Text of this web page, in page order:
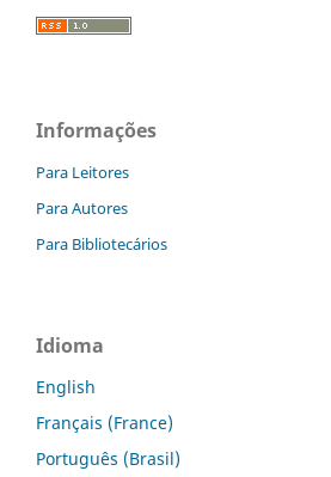
Informações
Para Leitores
Para Autores
Para Bibliotecários
Idioma
English
Français (France)
Português (Brasil)